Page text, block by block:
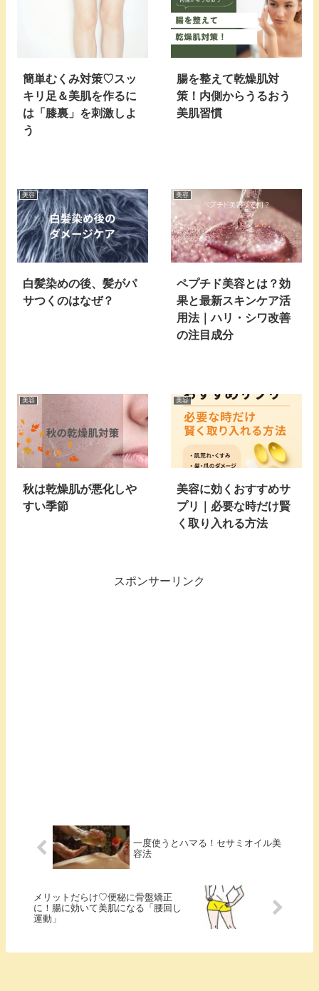
簡単むくみ対策♡スッ
キリ足＆美肌を作るに
は「膝裏」を刺激しよ
う
腸を整えて乾燥肌対
策！内側からうるおう
美肌習慣
美容
白髪染めの後、髪がパ
サつくのはなぜ？
美容
ペプチド美容とは？効
果と最新スキンケア活
用法｜ハリ・シワ改善
の注目成分
美容
秋は乾燥肌が悪化しや
すい季節
美容
美容に効くおすすめサ
プリ｜必要な時だけ賢
く取り入れる方法
スポンサーリンク
一度使うとハマる！セサミオイル美
容法
メリットだらけ♡便秘に骨盤矯正
に！腸に効いて美肌になる「腰回し
運動」